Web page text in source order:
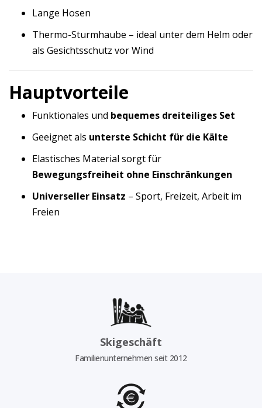
Lange Hosen
Thermo-Sturmhaube – ideal unter dem Helm oder
als Gesichtsschutz vor Wind
Hauptvorteile
Funktionales und bequemes dreiteiliges Set
Geeignet als unterste Schicht für die Kälte
Elastisches Material sorgt für
Bewegungsfreiheit ohne Einschränkungen
Universeller Einsatz – Sport, Freizeit, Arbeit im
Freien
Skigeschäft
Familienunternehmen seit 2012